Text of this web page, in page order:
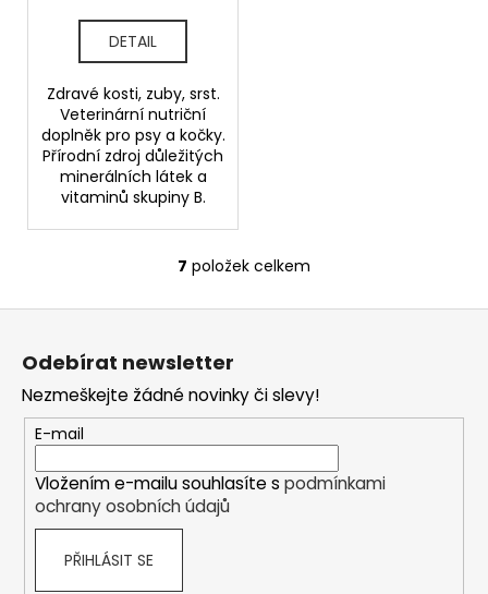
DETAIL
Zdravé kosti, zuby, srst.
Veterinární nutriční
doplněk pro psy a kočky.
Přírodní zdroj důležitých
minerálních látek a
vitaminů skupiny B.
O
v
a
c
í
p
r
7 položek celkem
Z
Odebírat newsletter
Nezmeškejte žádné novinky či slevy!
E-mail
Vložením e-mailu souhlasíte s podmínkami
ochrany osobních údajů
PŘIHLÁSIT SE